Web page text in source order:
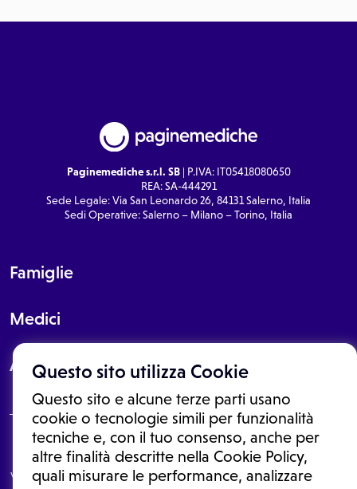
Questo sito utilizza Cookie
Questo sito e alcune terze parti usano
cookie o tecnologie simili per funzionalità
tecniche e, con il tuo consenso, anche per
altre finalità descritte nella Cookie Policy,
quali misurare le performance, analizzare
Paginemediche s.r.l. SB| P.IVA: IT05418080650
REA: SA-444291
Sede Legale: Via San Leonardo 26, 84131 Salerno, Italia
Sedi Operative: Salerno – Milano – Torino, Italia
Famiglie
Medici
About
Le informazioni proposte in questo sito non sono un consulto medico.
In nessun caso, queste informazioni sostituiscono un consulto, una
visita o una diagnosi formulata dal medico. Non si devono considerare